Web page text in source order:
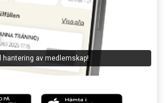
hantering av medlemskap!